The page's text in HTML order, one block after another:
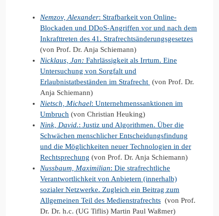
Nemzov, Alexander: Strafbarkeit von Online-
Blockaden und DDoS-Angriffen vor und nach dem
Inkrafttreten des 41. Strafrechtsänderungsgesetzes
(von Prof. Dr. Anja Schiemann)
Nicklaus, Jan: Fahrlässigkeit als Irrtum. Eine
Untersuchung von Sorgfalt und
Erlaubnistatbeständen im Strafrecht (von Prof. Dr.
Anja Schiemann)
Nietsch, Michael: Unternehmenssanktionen im
Umbruch (von Christian Heuking)
Nink, David.: Justiz und Algorithmen. Über die
Schwächen menschlicher Entscheidungsfindung
und die Möglichkeiten neuer Technologien in der
Rechtsprechung (von Prof. Dr. Anja Schiemann)
Nussbaum, Maximilian: Die strafrechtliche
Verantwortlichkeit von Anbietern (innerhalb)
sozialer Netzwerke. Zugleich ein Beitrag zum
Allgemeinen Teil des Medienstrafrechts (von Prof.
Dr. Dr. h.c. (UG Tiflis) Martin Paul Waßmer)